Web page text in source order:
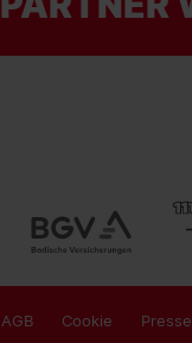
AGB Cookie Presse